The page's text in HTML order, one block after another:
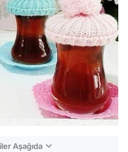
Aşağıda